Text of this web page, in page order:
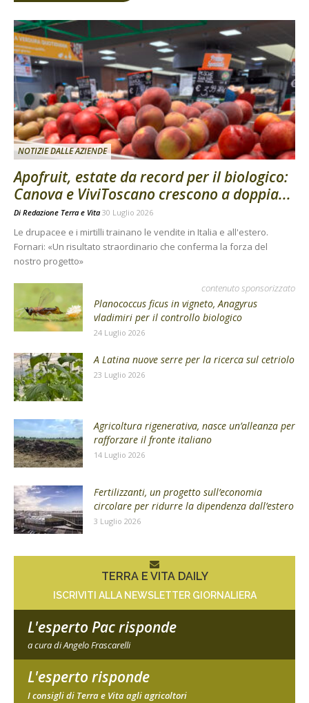
NOTIZIE DALLE AZIENDE
Apofruit, estate da record per il biologico:
Canova e ViviToscano crescono a doppia...
Di Redazione Terra e Vita 30 Luglio 2026
Le drupacee e i mirtilli trainano le vendite in Italia e all'estero.
Fornari: «Un risultato straordinario che conferma la forza del
nostro progetto»
contenuto sponsorizzato
Planococcus ficus in vigneto, Anagyrus
vladimiri per il controllo biologico
24 Luglio 2026
A Latina nuove serre per la ricerca sul cetriolo
23 Luglio 2026
Agricoltura rigenerativa, nasce un’alleanza per
rafforzare il fronte italiano
14 Luglio 2026
Fertilizzanti, un progetto sull’economia
circolare per ridurre la dipendenza dall’estero
3 Luglio 2026
TERRA E VITA DAILY
ISCRIVITI ALLA NEWSLETTER GIORNALIERA
L'esperto Pac risponde
a cura di Angelo Frascarelli
L'esperto risponde
I consigli di Terra e Vita agli agricoltori